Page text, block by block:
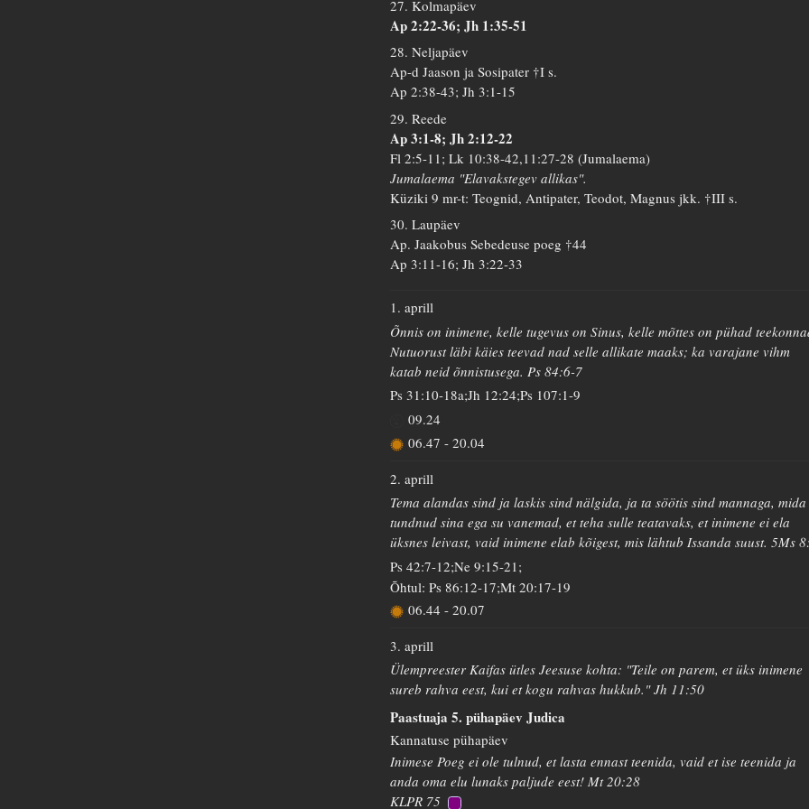
27. Kolmapäev
Ap 2:22-36; Jh 1:35-51
28. Neljapäev
Ap-d Jaason ja Sosipater †I s.
Ap 2:38-43; Jh 3:1-15
29. Reede
Ap 3:1-8; Jh 2:12-22
Fl 2:5-11; Lk 10:38-42,11:27-28 (Jumalaema)
Jumalaema "Elavakstegev allikas".
Küziki 9 mr-t: Teognid, Antipater, Teodot, Magnus jkk. †III s.
30. Laupäev
Ap. Jaakobus Sebedeuse poeg †44
Ap 3:11-16; Jh 3:22-33
1. aprill
Õnnis on inimene, kelle tugevus on Sinus, kelle mõttes on pühad
Nutuorust läbi käies teevad nad selle allikate maaks; ka varajane vihm
katab neid õnnistusega. Ps 84:6-7
Ps 31:10-18a;Jh 12:24;Ps 107:1-9
09.24
06.47 - 20.04
2. aprill
Tema alandas sind ja laskis sind nälgida, ja ta söötis sind mannaga,
tundnud sina ega su vanemad, et teha sulle teatavaks, et inimene ei ela
üksnes leivast, vaid inimene elab kõigest, mis lähtub Issanda suust. 5Ms
Ps 42:7-12;Ne 9:15-21;
Õhtul: Ps 86:12-17;Mt 20:17-19
06.44 - 20.07
3. aprill
Ülempreester Kaifas ütles Jeesuse kohta: "Teile on parem, et üks inimene
sureb rahva eest, kui et kogu rahvas hukkub." Jh 11:50
Paastuaja 5. pühapäev Judica
Kannatuse pühapäev
Inimese Poeg ei ole tulnud, et lasta ennast teenida, vaid et ise teenida ja
anda oma elu lunaks paljude eest! Mt 20:28
KLPR 75